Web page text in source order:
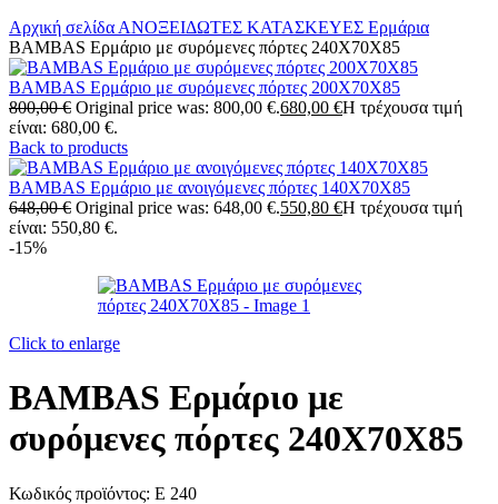
Αρχική σελίδα ΑΝΟΞΕΙΔΩΤΕΣ ΚΑΤΑΣΚΕΥΕΣ Ερμάρια
BAMBAS Ερμάριο με συρόμενες πόρτες 240X70X85
BAMBAS Ερμάριο με συρόμενες πόρτες 200X70X85
800,00€ Original price was: 800,00 €.680,00 €Η τρέχουσα τιμή
είναι: 680,00 €.
Back to products
BAMBAS Ερμάριο με ανοιγόμενες πόρτες 140X70X85
648,00€ Original price was: 648,00 €.550,80 €Η τρέχουσα τιμή
είναι: 550,80 €.
-15%
Click to enlarge
BAMBAS Ερμάριο με
συρόμενες πόρτες 240X70X85
Κωδικός προϊόντος: E 240